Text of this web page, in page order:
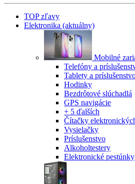
TOP zľavy
Elektronika (aktuálny)
Mobilné
Telefóny a
Tablety a
Hodinky
Bezdrôtové slúchadlá
GPS navigácie
+ 5 ďalších
Čítačky
Vysielačky
Príslušenstvo
Alkoholtestery
Elektronické pestúnky